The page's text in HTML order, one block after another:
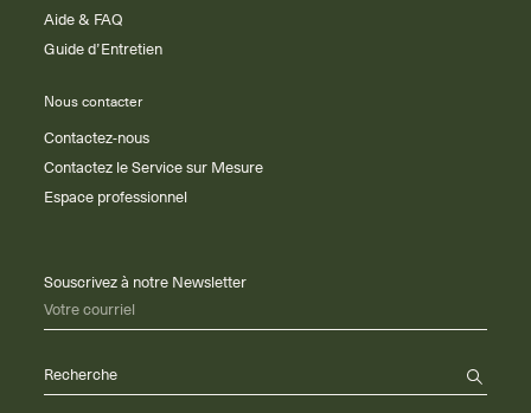
Aide & FAQ
Guide d’Entretien
Nous contacter
Contactez-nous
Contactez le Service sur Mesure
Espace professionnel
Souscrivez à notre Newsletter
Votre courriel
Recherche